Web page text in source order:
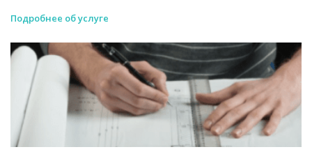
Подробнее об услуге